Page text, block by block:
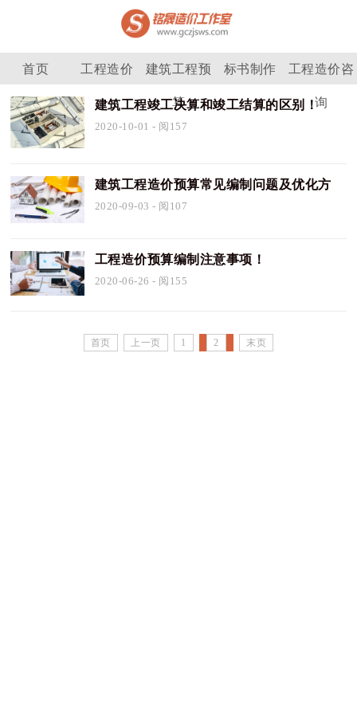
首页 工程造价 建筑工程预
算
标书制作 工程造价咨
询
建筑工程竣工决算和竣工结算的区别！
2020-10-01 - 阅157
建筑工程造价预算常见编制问题及优化方
法！
2020-09-03 - 阅107
工程造价预算编制注意事项！
2020-06-26 - 阅155
首页 上一页 1 2 末页